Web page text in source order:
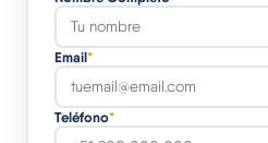
Email*
Teléfono*